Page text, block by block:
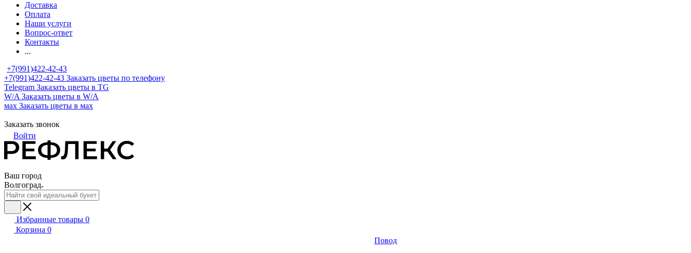
Доставка
Оплата
Наши услуги
Вопрос-ответ
Контакты
...
+7(991)422-42-43
+7(991)422-42-43 Заказать цветы по телефону
Telegram Заказать цветы в TG
W/A Заказать цветы в W/A
мах Заказать цветы в мах
Заказать звонок
Войти
Ваш город
Волгоград
Избранные товары 0
Корзина 0
Повод